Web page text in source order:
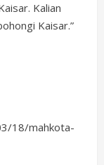
Kalian
Kaisar.”
18/mahkota-